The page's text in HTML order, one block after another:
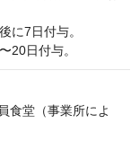
に7日付与。
日付与。
食堂（事業所によ